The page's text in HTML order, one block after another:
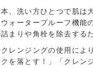
、洗い方ひとつで肌は
ォータープルーフ機能
まりや角栓を除去する
レンジングの使用によ
を落とす！」「クレン